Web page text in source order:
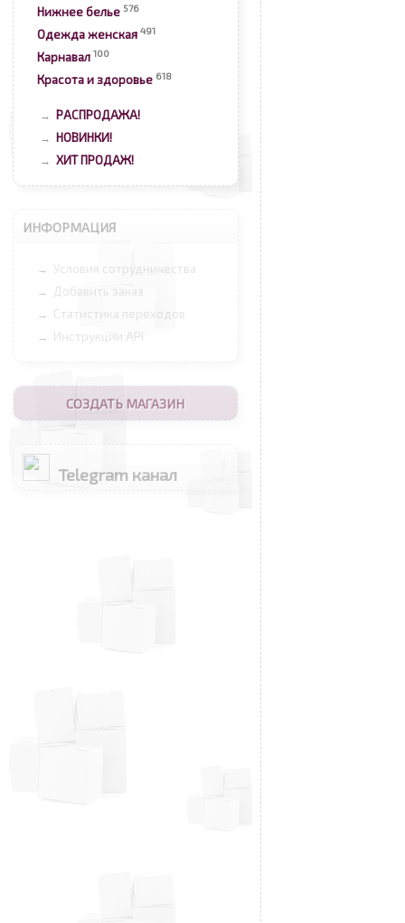
Нижнее белье 576
Одежда женская 491
Карнавал 100
Красота и здоровье 618
→ РАСПРОДАЖА!
→ НОВИНКИ!
→ ХИТ ПРОДАЖ!
ИНФОРМАЦИЯ
→ Условия сотрудничества
→ Добавить заказ
→ Статистика переходов
→ Инструкции API
СОЗДАТЬ МАГАЗИН
Telegram канал